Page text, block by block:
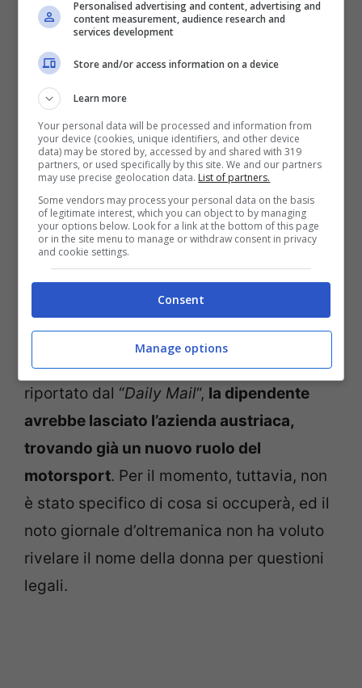
Red Bull, la dipendente
dello scandalo Horner
lascia la squadra
Il crollo dellaRed Bullè iniziato nel
febbraio dello scorso anno, quando venne
fuori un vero e proprio scandalo di cui fu
accusatoChristian Horner
pare, di aver mandato dei messaggi molto
spinti ad una dipendente dell’azienda. Il
processo penale deve ancora tenersi e si
aprirà prossimamente, ma secondo quanto
riportato dal “Daily Mail“, la dipendente
avrebbe lasciato l’azienda austriaca,
trovando già un nuovo ruolo del
motorsport. Per il momento, tuttavia, non
è stato specifico di cosa si occuperà, ed il
noto giornale d’oltremanica non ha voluto
rivelare il nome della donna per questioni
legali.
Personalised advertising and content, advertising and
content measurement, audience research and
services development
Store and/or access information on a device
Learn more
Your personal data will be processed and information from
your device (cookies, unique identifiers, and other device
data) may be stored by, accessed by and shared with 319
partners, or used specifically by this site. We and our partners
may use precise geolocation data. List of partners.
Some vendors may process your personal data on the basis
of legitimate interest, which you can object to by managing
your options below. Look for a link at the bottom of this page
or in the site menu to manage or withdraw consent in privacy
and cookie settings.
Consent
Manage options